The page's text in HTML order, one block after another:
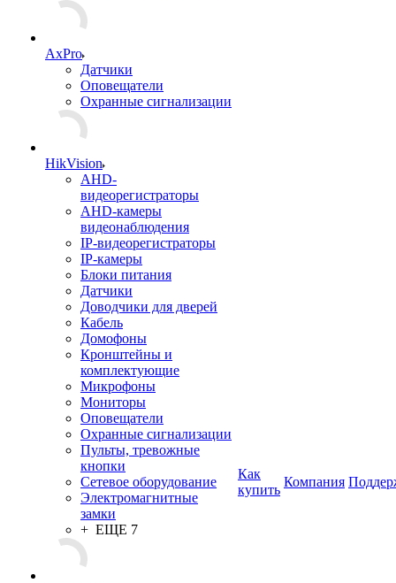
AxPro
Датчики
Оповещатели
Охранные сигнализации
HikVision
AHD-
видеорегистраторы
AHD-камеры
видеонаблюдения
IP-видеорегистраторы
IP-камеры
Блоки питания
Датчики
Доводчики для дверей
Кабель
Домофоны
Кронштейны и
комплектующие
Микрофоны
Мониторы
Оповещатели
Охранные сигнализации
Пульты, тревожные
кнопки
Сетевое оборудование
Электромагнитные
замки
+ ЕЩЕ 7
Как
купить
Компания